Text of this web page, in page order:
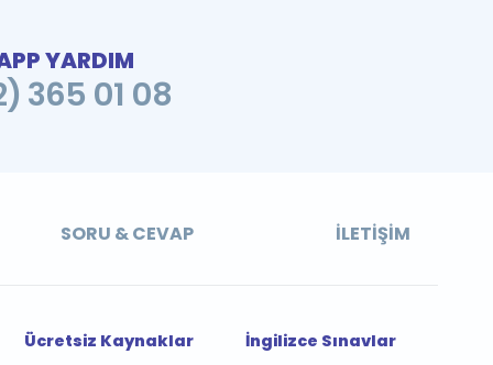
YARDIM
365 01 08
SORU & CEVAP İLETIŞIM
Ücretsiz Kaynaklar
İngilizce Sınavlar